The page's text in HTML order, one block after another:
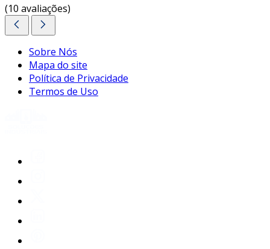
(10 avaliações)
Sobre Nós
Mapa do site
Política de Privacidade
Termos de Uso